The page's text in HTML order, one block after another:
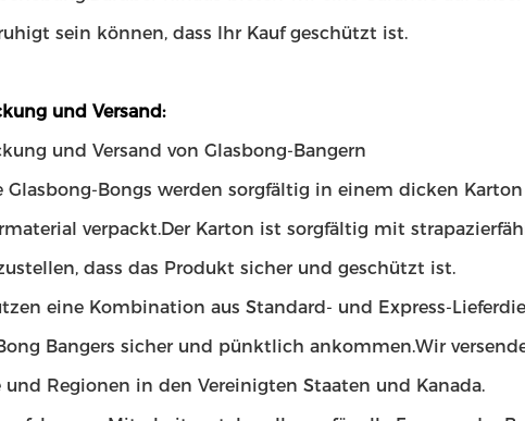
sein können, dass Ihr Kauf geschützt ist.
und Versand:
und Versand von Glasbong-Bangern
Glasbong-Bongs werden sorgfältig in einem dicken
verpackt.Der Karton ist sorgfältig mit
dass das Produkt sicher und geschützt ist.
eine Kombination aus Standard- und Express-
Bangers sicher und pünktlich ankommen.Wir
und Regionen in den Vereinigten Staaten und Kanada.